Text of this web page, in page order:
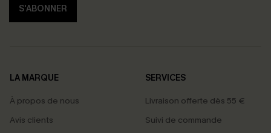
S'ABONNER
LA MARQUE
À propos de nous
Avis clients
SERVICES
Livraison offerte dès 55 €
Suivi de commande